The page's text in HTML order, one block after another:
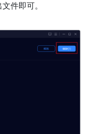
件即可。